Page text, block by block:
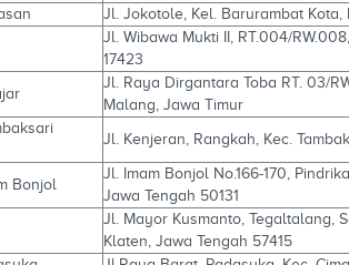
Jl. Jokotole, Kel. Barurambat Kota,
Jl. Wibawa Mukti II, RT.004/
17423
Jl. Raya Dirgantara Toba RT. 03/
Malang, Jawa Timur
Jl. Kenjeran, Rangkah, Kec.
Bonjol
Jl. Imam Bonjol No.166-170,
Jawa Tengah 50131
Jl. Mayor Kusmanto, Tegaltalang,
Klaten, Jawa Tengah 57415